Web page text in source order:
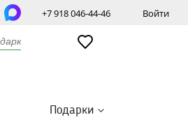
+7 918 046-44-46 Войти
Подарки